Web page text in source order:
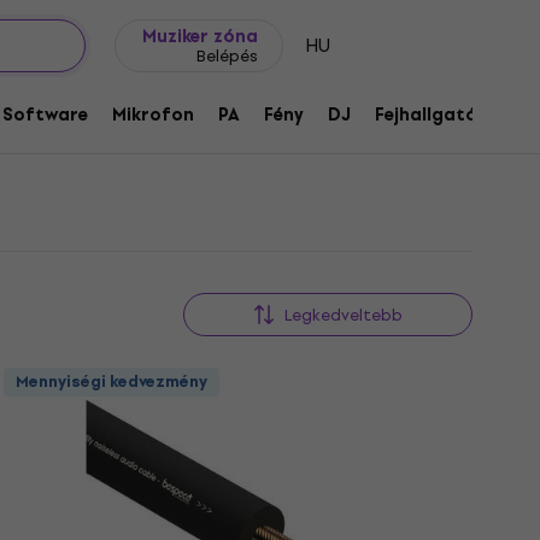
Muziker zóna
Belépés HU
Software Mikrofon PA Fény DJ Fejhallgató
Legkedveltebb
Mennyiségi kedvezmény